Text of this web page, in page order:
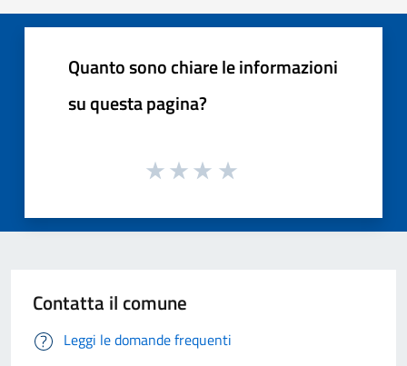
Quanto sono chiare le informazioni
su questa pagina?
Contatta il comune
Leggi le domande frequenti